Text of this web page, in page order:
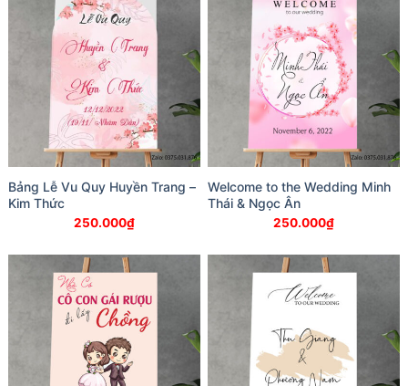
Bảng Lễ Vu Quy Huyền Trang –
Kim Thức
250.000₫
Welcome to the Wedding Minh
Thái & Ngọc Ân
250.000₫